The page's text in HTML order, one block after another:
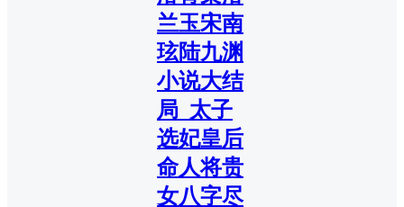
兰玉宋南
玹陆九渊
小说大结
局_太子
选妃皇后
命人将贵
女八字尽